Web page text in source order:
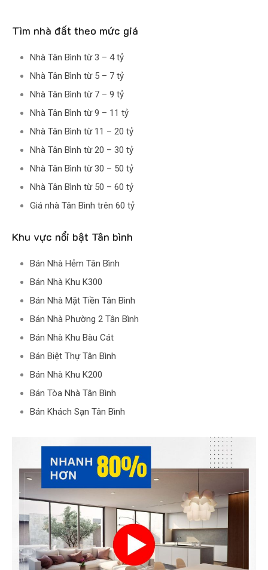
Tìm nhà đất theo mức giá
Nhà Tân Bình từ 3 – 4 tỷ
Nhà Tân Bình từ 5 – 7 tỷ
Nhà Tân Bình từ 7 – 9 tỷ
Nhà Tân Bình từ 9 – 11 tỷ
Nhà Tân Bình từ 11 – 20 tỷ
Nhà Tân Bình từ 20 – 30 tỷ
Nhà Tân Bình từ 30 – 50 tỷ
Nhà Tân Bình từ 50 – 60 tỷ
Giá nhà Tân Bình trên 60 tỷ
Khu vực nổi bật Tân bình
Bán Nhà Hẻm Tân Bình
Bán Nhà Khu K300
Bán Nhà Mặt Tiền Tân Bình
Bán Nhà Phường 2 Tân Bình
Bán Nhà Khu Bàu Cát
Bán Biệt Thự Tân Bình
Bán Nhà Khu K200
Bán Tòa Nhà Tân Bình
Bán Khách Sạn Tân Bình